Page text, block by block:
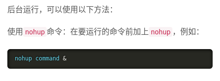
后台运行，可以使用以下方法：
使用 nohup 命令：在要运行的命令前加上 nohup ，例如：
nohup command &